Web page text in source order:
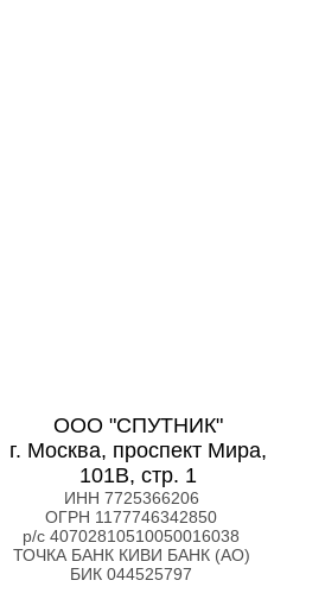
ООО "СПУТНИК"
г. Москва, проспект Мира,
101В, стр. 1
ИНН 7725366206
ОГРН 1177746342850
р/с 40702810510050016038
ТОЧКА БАНК КИВИ БАНК (АО)
БИК 044525797